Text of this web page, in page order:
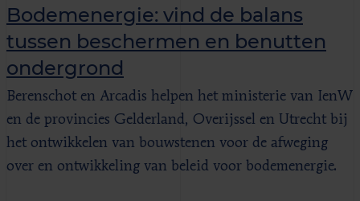
Bodemenergie: vind de balans
tussen beschermen en benutten
ondergrond
Berenschot en Arcadis helpen het ministerie van IenW
en de provincies Gelderland, Overijssel en Utrecht bij
het ontwikkelen van bouwstenen voor de afweging
over en ontwikkeling van beleid voor bodemenergie.